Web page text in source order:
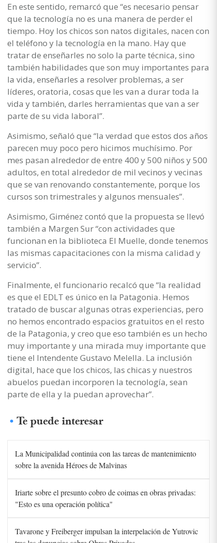
En este sentido, remarcó que “es necesario pensar
que la tecnología no es una manera de perder el
tiempo. Hoy los chicos son natos digitales, nacen con
el teléfono y la tecnología en la mano. Hay que
tratar de enseñarles no solo la parte técnica, sino
también habilidades que son muy importantes para
la vida, enseñarles a resolver problemas, a ser
líderes, oratoria, cosas que les van a durar toda la
vida y también, darles herramientas que van a ser
parte de su vida laboral”.
Asimismo, señaló que “la verdad que estos dos años
parecen muy poco pero hicimos muchísimo. Por
mes pasan alrededor de entre 400 y 500 niños y 500
adultos, en total alrededor de mil vecinos y vecinas
que se van renovando constantemente, porque los
cursos son trimestrales y algunos mensuales”.
Asimismo, Giménez contó que la propuesta se llevó
también a Margen Sur “con actividades que
funcionan en la biblioteca El Muelle, donde tenemos
las mismas capacitaciones con la misma calidad y
servicio”.
Finalmente, el funcionario recalcó que “la realidad
es que el EDLT es único en la Patagonia. Hemos
tratado de buscar algunas otras experiencias, pero
no hemos encontrado espacios gratuitos en el resto
de la Patagonia, y creo que eso también es un hecho
muy importante y una mirada muy importante que
tiene el Intendente Gustavo Melella. La inclusión
digital, hace que los chicos, las chicas y nuestros
abuelos puedan incorporen la tecnología, sean
parte de ella y la puedan aprovechar”.
Te puede interesar
La Municipalidad continúa con las tareas de mantenimiento
sobre la avenida Héroes de Malvinas
Iriarte sobre el presunto cobro de coimas en obras privadas:
"Esto es una operación política"
Tavarone y Freiberger impulsan la interpelación de Yutrovic